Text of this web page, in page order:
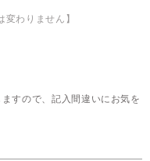
わりません】
すので、記入間違いにお気を